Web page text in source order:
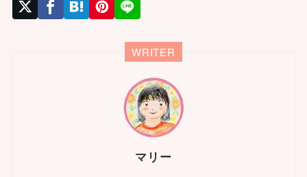
WRITER
マリー